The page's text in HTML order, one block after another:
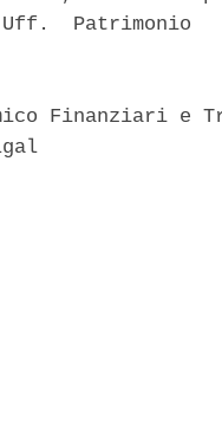
Patrimonio
Finanziari e